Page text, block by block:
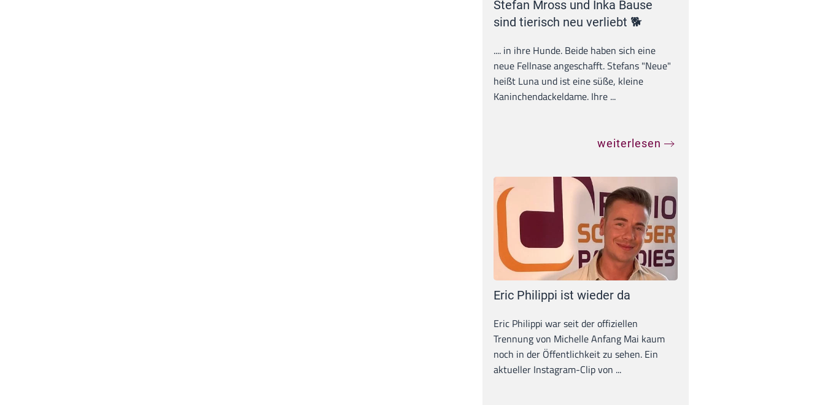
Stefan Mross und Inka Bause
sind tierisch neu verliebt 🐕
.... in ihre Hunde. Beide haben sich eine
neue Fellnase angeschafft. Stefans "Neue"
heißt Luna und ist eine süße, kleine
Kaninchendackeldame. Ihre ...
weiterlesen
Eric Philippi ist wieder da
Eric Philippi war seit der offiziellen
Trennung von Michelle Anfang Mai kaum
noch in der Öffentlichkeit zu sehen. Ein
aktueller Instagram-Clip von ...